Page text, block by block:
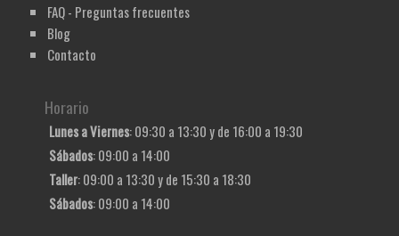
FAQ - Preguntas frecuentes
Blog
Contacto
Horario
Lunes a Viernes: 09:30 a 13:30 y de 16:00 a 19:30
Sábados: 09:00 a 14:00
Taller: 09:00 a 13:30 y de 15:30 a 18:30
Sábados: 09:00 a 14:00